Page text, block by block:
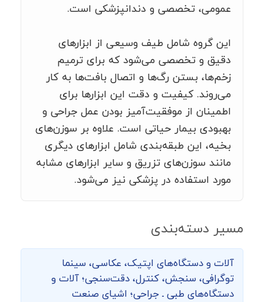
عمومی، تخصصی و دندانپزشکی است.
این گروه شامل طیف وسیعی از ابزارهای
دقیق و تخصصی می‌شود که برای ترمیم
زخم‌ها، بستن رگ‌ها و اتصال بافت‌ها به کار
می‌روند. کیفیت و دقت این ابزارها برای
اطمینان از موفقیت‌آمیز بودن عمل جراحی و
بهبودی بیمار حیاتی است. علاوه بر سوزن‌های
بخیه، این طبقه‌بندی شامل ابزارهای دیگری
مانند سوزن‌های تزریق و سایر ابزارهای مشابه
مورد استفاده در پزشکی نیز می‌شود.
مسیر دسته‌بندی
آلات و دستگاه‌های اپتیک، عکاسی، سینما
توگرافی،‌ سنجش، کنترل، دقت‌سنجی؛ آلات و
دستگاه‌های طبی ـ جراحی؛ اشیای صنعت